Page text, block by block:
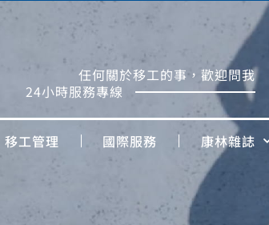
任何關於移工的事，歡迎問我
24小時服務專線
移工管理 國際服務 康林雜誌